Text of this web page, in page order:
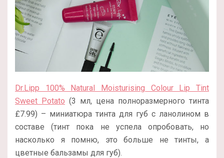
Dr.Lipp 100% Natural Moisturising Colour Lip Tint
Sweet Potato (3 мл, цена полноразмерного тинта
£7.99) – миниатюра тинта для губ с ланолином в
составе (тинт пока не успела опробовать, но
насколько я помню, это больше не тинты, а
цветные бальзамы для губ).